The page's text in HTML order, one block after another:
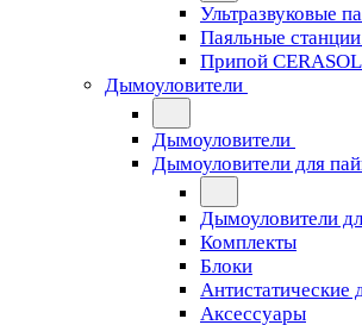
Ультразвуковые
Паяльные
Припой
Дымоуловители
Дымоуловители
Дымоуловители для
Дымоуловители
Комплекты
Блоки
Антистатические
Аксессуары